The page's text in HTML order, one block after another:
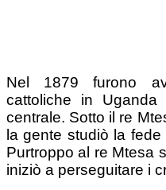
Nel 1879 furono
cattoliche in
centrale. Sotto il re
la gente studiò la
Purtroppo al re Mtesa
iniziò a perseguitare i